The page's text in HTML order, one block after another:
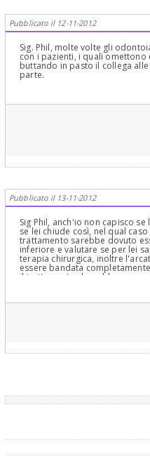
Pubblicato il 12-11-2012
Sig. Phil, molte volte gli
con i pazienti, i quali
buttando in pasto il collega
parte.
Pubblicato il 13-11-2012
Sig Phil, anch'io non capisco
se lei chiude così, nel qual
trattamento sarebbe dovuto
inferiore e valutare se per lei
terapia chirurgica, inoltre
essere bandata
il trattamento dovrebbe essere
senza spazi!!è sicuro che chi
ortognatodonzia?? rimango a
visita, nel mio studio. Cordiali
odontoiatria e protesi,